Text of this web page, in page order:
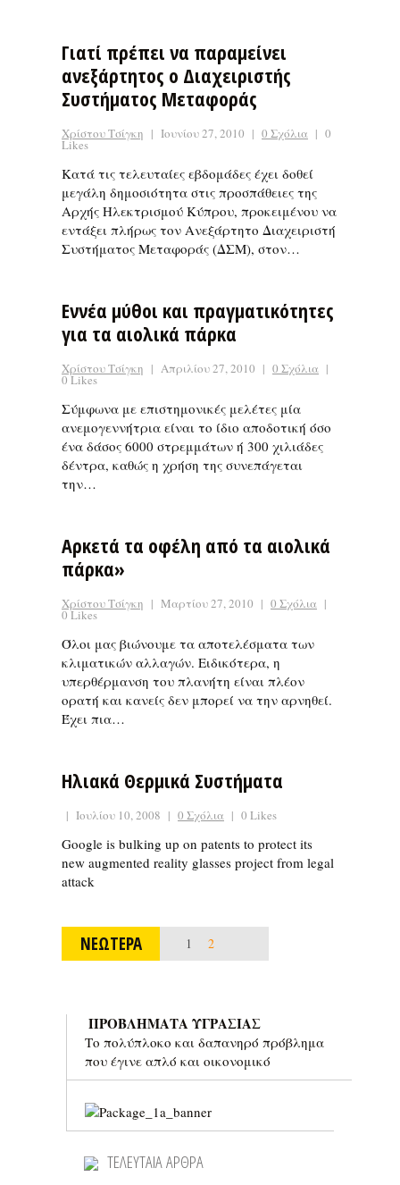
Γιατί πρέπει να παραμείνει
ανεξάρτητος ο Διαχειριστής
Συστήματος Μεταφοράς
Χρίστου Τσίγκη | Ιουνίου 27, 2010 | 0 Σχόλια | 0
Likes
Κατά τις τελευταίες εβδομάδες έχει δοθεί
μεγάλη δημοσιότητα στις προσπάθειες της
Αρχής Ηλεκτρισμού Κύπρου, προκειμένου να
εντάξει πλήρως τον Ανεξάρτητο Διαχειριστή
Συστήματος Μεταφοράς (ΔΣΜ), στον…
Εννέα μύθοι και πραγματικότητες
για τα αιολικά πάρκα
Χρίστου Τσίγκη | Απριλίου 27, 2010 | 0 Σχόλια |
0 Likes
Σύμφωνα με επιστημονικές μελέτες μία
ανεμογεννήτρια είναι το ίδιο αποδοτική όσο
ένα δάσος 6000 στρεμμάτων ή 300 χιλιάδες
δέντρα, καθώς η χρήση της συνεπάγεται
την…
Αρκετά τα οφέλη από τα αιολικά
πάρκα»
Χρίστου Τσίγκη | Μαρτίου 27, 2010 | 0 Σχόλια |
0 Likes
Όλοι μας βιώνουμε τα αποτελέσματα των
κλιματικών αλλαγών. Ειδικότερα, η
υπερθέρμανση του πλανήτη είναι πλέον
ορατή και κανείς δεν μπορεί να την αρνηθεί.
Έχει πια…
Ηλιακά Θερμικά Συστήματα
| Ιουλίου 10, 2008 | 0 Σχόλια | 0 Likes
Google is bulking up on patents to protect its
new augmented reality glasses project from legal
attack
ΝΕΩΤΕΡΑ 1 2
ΠΡΟΒΛΗΜΑΤΑ ΥΓΡΑΣΙΑΣ
Το πολύπλοκο και δαπανηρό πρόβλημα
που έγινε απλό και οικονομικό
ΤΕΛΕΥΤΑΙΑ ΑΡΘΡΑ